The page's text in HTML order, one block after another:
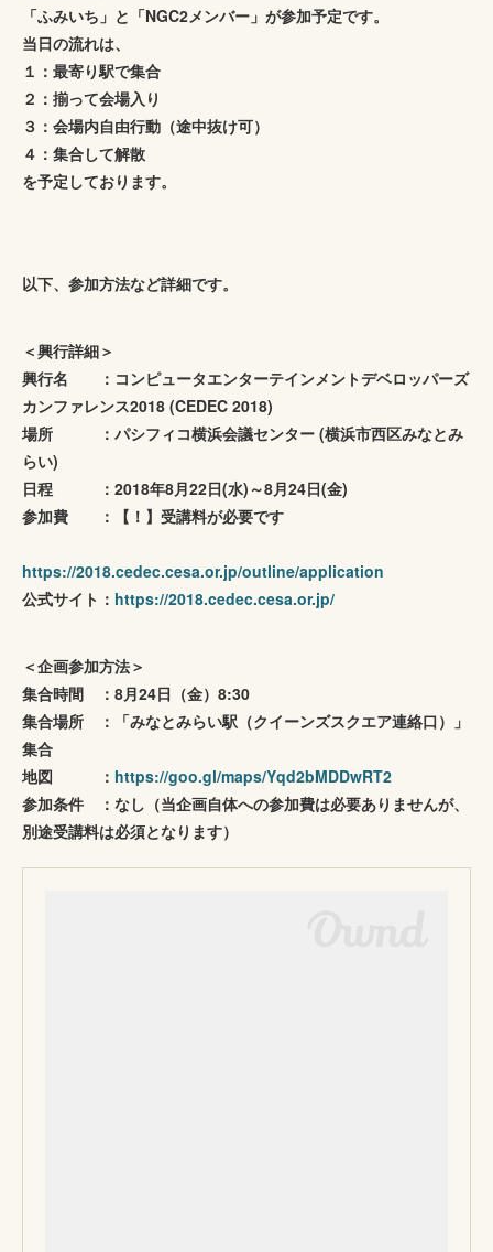
「ふみいち」と「NGC2メンバー」が参加予定です。
当日の流れは、
１：最寄り駅で集合
２：揃って会場入り
３：会場内自由行動（途中抜け可）
４：集合して解散
を予定しております。
以下、参加方法など詳細です。
＜興行詳細＞
興行名 ：コンピュータエンターテインメントデベロッパーズ
カンファレンス2018 (CEDEC 2018)
場所 ：パシフィコ横浜会議センター (横浜市西区みなとみ
らい)
日程 ：2018年8月22日(水)～8月24日(金)
参加費 ：【！】受講料が必要です
https://2018.cedec.cesa.or.jp/outline/application
公式サイト： https://2018.cedec.cesa.or.jp/
＜企画参加方法＞
集合時間 ：8月24日（金）8:30
集合場所 ：「みなとみらい駅（クイーンズスクエア連絡口）」
集合
地図 ： https://goo.gl/maps/Yqd2bMDDwRT2
参加条件 ：なし（当企画自体への参加費は必要ありませんが、
別途受講料は必須となります）